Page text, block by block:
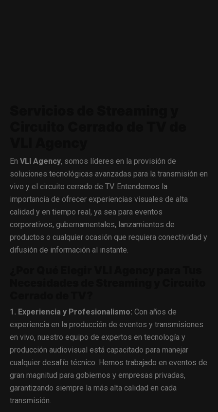
En VLI Agency, somos líderes en la provisión de
soluciones tecnológicas avanzadas para la transmisión en
vivo y el circuito cerrado de TV. Entendemos la
importancia de ofrecer experiencias visuales de alta
calidad y en tiempo real, ya sea para eventos
corporativos, gubernamentales, lanzamientos de
productos o cualquier ocasión que requiera conectividad y
difusión de información al instante.
1. Experiencia y Profesionalismo: Con años de
experiencia en la producción de eventos y transmisiones
en vivo, nuestro equipo de expertos en tecnología y
producción audiovisual está capacitado para manejar
cualquier desafío técnico. Hemos trabajado en eventos de
gran magnitud para gobiernos y empresas privadas,
garantizando siempre la más alta calidad en cada
transmisión.